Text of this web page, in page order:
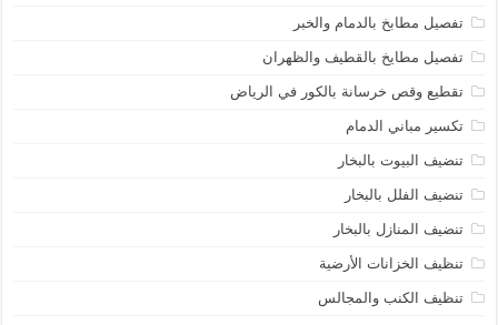
تفصيل مطابخ بالدمام والخبر
تفصيل مطايخ بالقطيف والظهران
تقطيع وقص خرسانة بالكور في الرياض
تكسير مباني الدمام
تنضيف البيوت بالبخار
تنضيف الفلل بالبخار
تنضيف المنازل بالبخار
تنظيف الخزانات الأرضية
تنظيف الكنب والمجالس